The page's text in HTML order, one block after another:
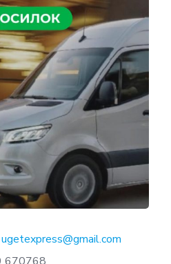
ugetexpress@gmail.com